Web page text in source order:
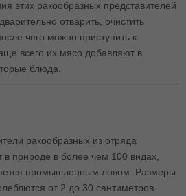
этих ракообразных представителей
отварить, очистить
чего можно приступить к
всего их мясо добавляют в
блюда.
ракообразных из отряда
в природе в более чем 100 видах,
промышленным ловом. Размеры
от 2 до 30 сантиметров.